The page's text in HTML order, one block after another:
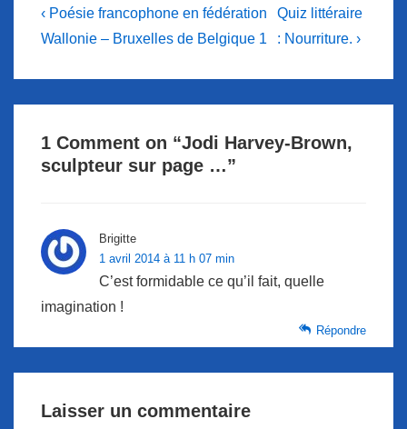
Navigation
de
l’article
Previous
Post
‹ Poésie francophone en fédération
Wallonie – Bruxelles de Belgique 1
Next
Post
Quiz littéraire
: Nourriture. ›
1 Comment on “Jodi Harvey-Brown,
sculpteur sur page …”
Brigitte
1 avril 2014 à 11 h 07 min
C’est formidable ce qu’il fait, quelle
imagination !
Répondre
Laisser un commentaire